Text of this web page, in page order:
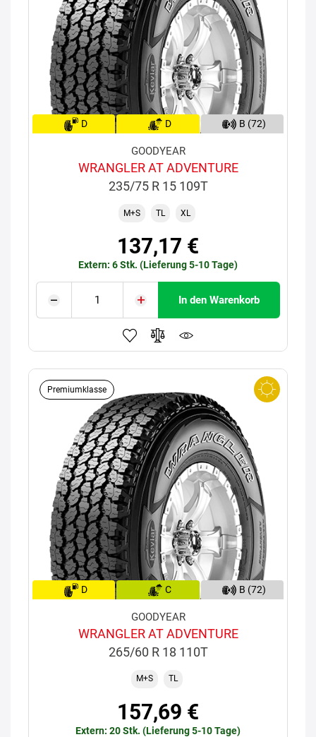
D D B (72)
GOODYEAR
WRANGLER AT ADVENTURE
235/75 R 15 109T
M+S TL XL
137,17 €
Extern: 6 Stk. (Lieferung 5-10 Tage)
In den Warenkorb
Premiumklasse
D C B (72)
GOODYEAR
WRANGLER AT ADVENTURE
265/60 R 18 110T
M+S TL
157,69 €
Extern: 20 Stk. (Lieferung 5-10 Tage)